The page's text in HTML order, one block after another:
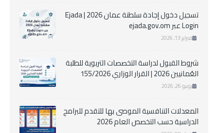
تسجيل دخول إجادة سلطنة عمان 2026 | Ejada
Login عبر ejada.gov.om
فبراير 13, 2026
شروط القبول لدراسة التخصصات التربوية للطلبة
العُمانيين 2026 | القرار الوزاري 155/2026
يونيو 26, 2026
المعدلات التنافسية الموصى بها للتقدم للبرامج
الدراسية حسب التخصص العام 2026